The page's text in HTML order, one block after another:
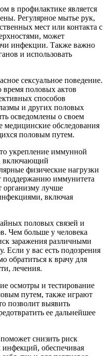
в профилактике является
Регулярное мытье рук,
мест или контакта с
может
инфекции. Также важно
и использовать
сексуальное поведение.
время половых актов
способов
и других половых
осведомлены о своем
медицинские обследования
половым путем.
укрепление иммунной
включающий
физические нагрузки
поддержанию иммунитета
организму лучше
включая
половых связей и
Чем больше у человека
заражения различными
Если у вас есть подозрения
обратиться к врачу для
лечения.
осмотры и тестирование
путем, также играют
позволит выявить
ее дальнейшее
снизить риск
инфекций, обеспечивая